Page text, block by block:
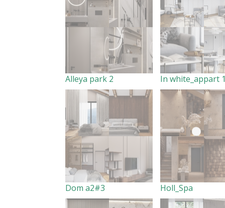
Alleya park 2 In white_appart
Dom a2#3 Holl_Spa